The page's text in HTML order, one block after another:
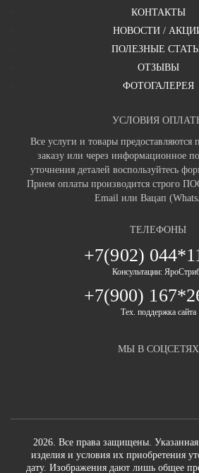
КОНТАКТЫ
НОВОСТИ /
ПОЛЕЗНЫЕ
ОТЗЫВЫ
ФОТОГАЛЕРЕЯ
УСЛОВИЯ
Все услуги и товары
заказу или через информационное
уточнения деталей воспользуйтесь
Прием оплаты производится строго
Email или Вацап
ТЕЛЕФОНЫ
+7(902)
Консультации:
+7(900)
Тех. поддержка сайта
МЫ В СОЦСЕТЯХ
2026. Все права защищены. Указанная
изделия и условия их приобретения
дату. Изображения дают лишь общее